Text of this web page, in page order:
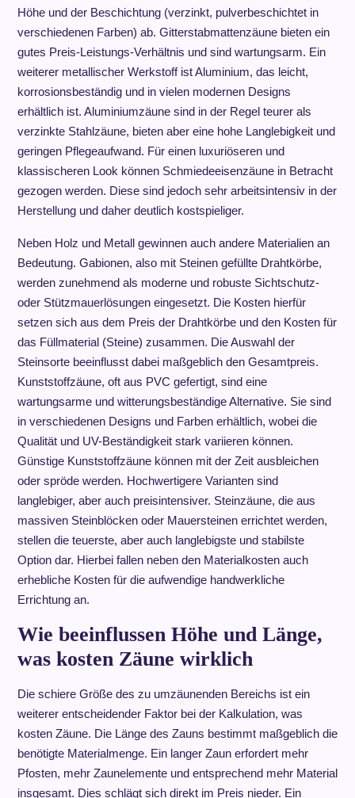
Höhe und der Beschichtung (verzinkt, pulverbeschichtet in
verschiedenen Farben) ab. Gitterstabmattenzäune bieten ein
gutes Preis-Leistungs-Verhältnis und sind wartungsarm. Ein
weiterer metallischer Werkstoff ist Aluminium, das leicht,
korrosionsbeständig und in vielen modernen Designs
erhältlich ist. Aluminiumzäune sind in der Regel teurer als
verzinkte Stahlzäune, bieten aber eine hohe Langlebigkeit und
geringen Pflegeaufwand. Für einen luxuriöseren und
klassischeren Look können Schmiedeeisenzäune in Betracht
gezogen werden. Diese sind jedoch sehr arbeitsintensiv in der
Herstellung und daher deutlich kostspieliger.
Neben Holz und Metall gewinnen auch andere Materialien an
Bedeutung. Gabionen, also mit Steinen gefüllte Drahtkörbe,
werden zunehmend als moderne und robuste Sichtschutz-
oder Stützmauerlösungen eingesetzt. Die Kosten hierfür
setzen sich aus dem Preis der Drahtkörbe und den Kosten für
das Füllmaterial (Steine) zusammen. Die Auswahl der
Steinsorte beeinflusst dabei maßgeblich den Gesamtpreis.
Kunststoffzäune, oft aus PVC gefertigt, sind eine
wartungsarme und witterungsbeständige Alternative. Sie sind
in verschiedenen Designs und Farben erhältlich, wobei die
Qualität und UV-Beständigkeit stark variieren können.
Günstige Kunststoffzäune können mit der Zeit ausbleichen
oder spröde werden. Hochwertigere Varianten sind
langlebiger, aber auch preisintensiver. Steinzäune, die aus
massiven Steinblöcken oder Mauersteinen errichtet werden,
stellen die teuerste, aber auch langlebigste und stabilste
Option dar. Hierbei fallen neben den Materialkosten auch
erhebliche Kosten für die aufwendige handwerkliche
Errichtung an.
Wie beeinflussen Höhe und Länge,
was kosten Zäune wirklich
Die schiere Größe des zu umzäunenden Bereichs ist ein
weiterer entscheidender Faktor bei der Kalkulation, was
kosten Zäune. Die Länge des Zauns bestimmt maßgeblich die
benötigte Materialmenge. Ein langer Zaun erfordert mehr
Pfosten, mehr Zaunelemente und entsprechend mehr Material
insgesamt. Dies schlägt sich direkt im Preis nieder. Ein